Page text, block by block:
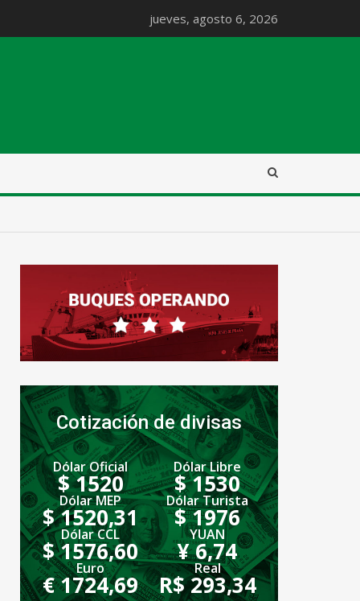
jueves, agosto 6, 2026
Cotización de divisas
Dólar Oficial
$ 1520
Dólar Libre
$ 1530
Dólar MEP
$ 1520,31
Dólar Turista
$ 1976
Dólar CCL
$ 1576,60
YUAN
¥ 6,74
Euro
€ 1724,69
Real
R$ 293,34